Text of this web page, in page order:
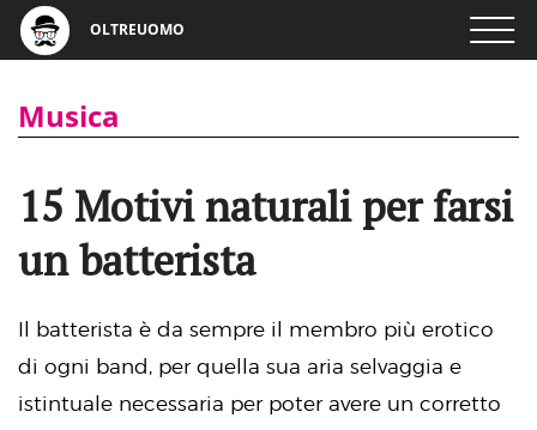
OLTREUOMO
Musica
15 Motivi naturali per farsi
un batterista
Il batterista è da sempre il membro più erotico
di ogni band, per quella sua aria selvaggia e
istintuale necessaria per poter avere un corretto